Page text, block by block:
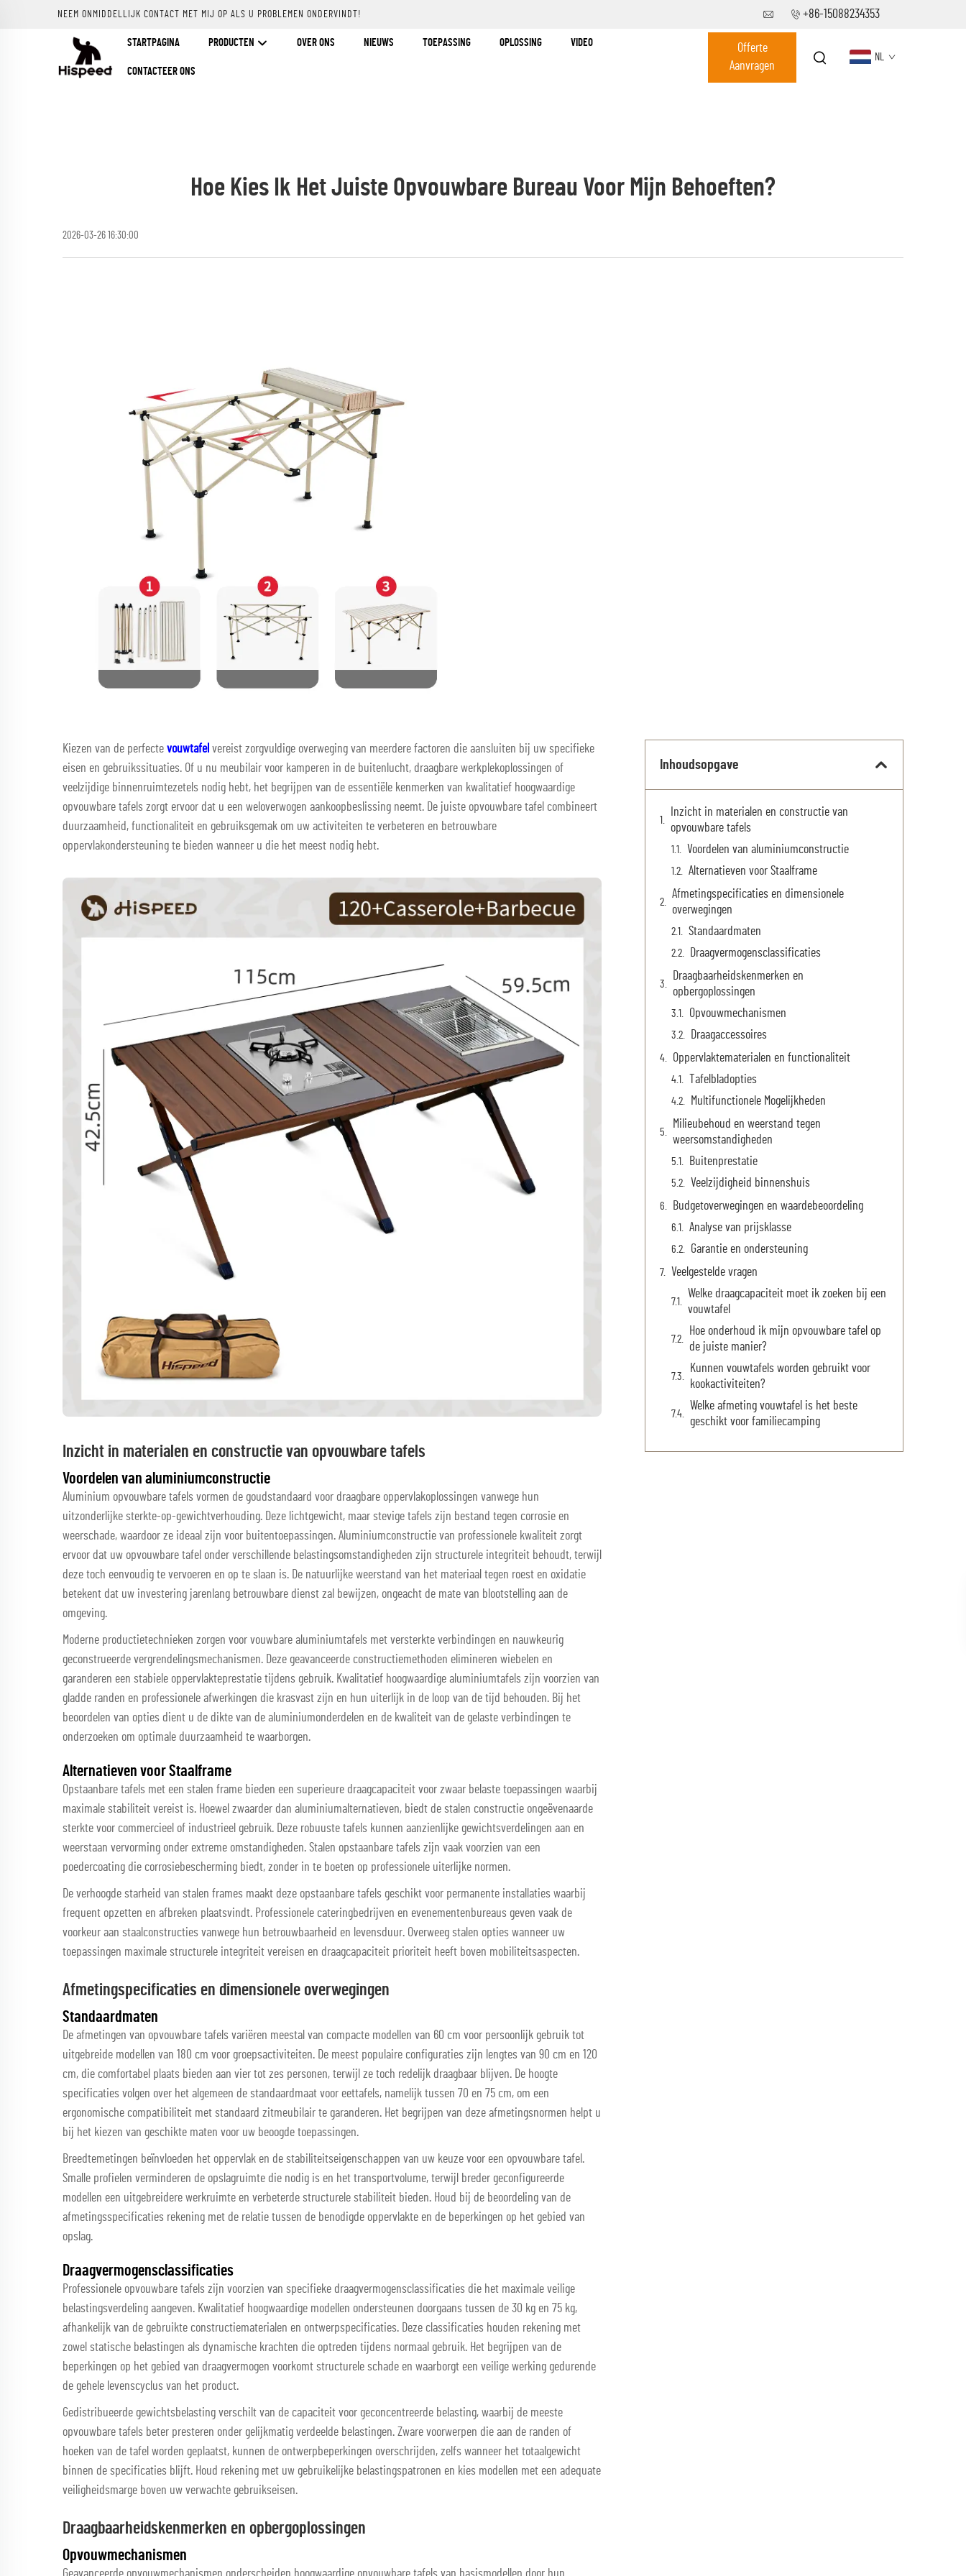
NEEM ONMIDDELLIJK CONTACT MET MIJ OP ALS U PROBLEMEN ONDERVINDT! +86-15088234353
STARTPAGINA PRODUCTEN OVER ONS NIEUWS TOEPASSING OPLOSSING VIDEO
CONTACTEER ONS
Offerte
Aanvragen
NL
Hoe Kies Ik Het Juiste Opvouwbare Bureau Voor Mijn Behoeften?
2026-03-26 16:30:00
Kiezen van de perfecte vouwtafel vereist zorgvuldige overweging van meerdere factoren die aansluiten bij uw specifieke
eisen en gebruikssituaties. Of u nu meubilair voor kamperen in de buitenlucht, draagbare werkplekoplossingen of
veelzijdige binnenruimtezetels nodig hebt, het begrijpen van de essentiële kenmerken van kwalitatief hoogwaardige
opvouwbare tafels zorgt ervoor dat u een weloverwogen aankoopbeslissing neemt. De juiste opvouwbare tafel combineert
duurzaamheid, functionaliteit en gebruiksgemak om uw activiteiten te verbeteren en betrouwbare
oppervlakondersteuning te bieden wanneer u die het meest nodig hebt.
Inzicht in materialen en constructie van opvouwbare tafels
Voordelen van aluminiumconstructie
Aluminium opvouwbare tafels vormen de goudstandaard voor draagbare oppervlakoplossingen vanwege hun
uitzonderlijke sterkte-op-gewichtverhouding. Deze lichtgewicht, maar stevige tafels zijn bestand tegen corrosie en
weerschade, waardoor ze ideaal zijn voor buitentoepassingen. Aluminiumconstructie van professionele kwaliteit zorgt
ervoor dat uw opvouwbare tafel onder verschillende belastingsomstandigheden zijn structurele integriteit behoudt, terwijl
deze toch eenvoudig te vervoeren en op te slaan is. De natuurlijke weerstand van het materiaal tegen roest en oxidatie
betekent dat uw investering jarenlang betrouwbare dienst zal bewijzen, ongeacht de mate van blootstelling aan de
omgeving.
Moderne productietechnieken zorgen voor vouwbare aluminiumtafels met versterkte verbindingen en nauwkeurig
geconstrueerde vergrendelingsmechanismen. Deze geavanceerde constructiemethoden elimineren wiebelen en
garanderen een stabiele oppervlakteprestatie tijdens gebruik. Kwalitatief hoogwaardige aluminiumtafels zijn voorzien van
gladde randen en professionele afwerkingen die krasvast zijn en hun uiterlijk in de loop van de tijd behouden. Bij het
beoordelen van opties dient u de dikte van de aluminiumonderdelen en de kwaliteit van de gelaste verbindingen te
onderzoeken om optimale duurzaamheid te waarborgen.
Alternatieven voor Staalframe
Opstaanbare tafels met een stalen frame bieden een superieure draagcapaciteit voor zwaar belaste toepassingen waarbij
maximale stabiliteit vereist is. Hoewel zwaarder dan aluminiumalternatieven, biedt de stalen constructie ongeëvenaarde
sterkte voor commercieel of industrieel gebruik. Deze robuuste tafels kunnen aanzienlijke gewichtsverdelingen aan en
weerstaan vervorming onder extreme omstandigheden. Stalen opstaanbare tafels zijn vaak voorzien van een
poedercoating die corrosiebescherming biedt, zonder in te boeten op professionele uiterlijke normen.
De verhoogde starheid van stalen frames maakt deze opstaanbare tafels geschikt voor permanente installaties waarbij
frequent opzetten en afbreken plaatsvindt. Professionele cateringbedrijven en evenementenbureaus geven vaak de
voorkeur aan staalconstructies vanwege hun betrouwbaarheid en levensduur. Overweeg stalen opties wanneer uw
toepassingen maximale structurele integriteit vereisen en draagcapaciteit prioriteit heeft boven mobiliteitsaspecten.
Afmetingspecificaties en dimensionele overwegingen
Standaardmaten
De afmetingen van opvouwbare tafels variëren meestal van compacte modellen van 60 cm voor persoonlijk gebruik tot
uitgebreide modellen van 180 cm voor groepsactiviteiten. De meest populaire configuraties zijn lengtes van 90 cm en 120
cm, die comfortabel plaats bieden aan vier tot zes personen, terwijl ze toch redelijk draagbaar blijven. De hoogte
specificaties volgen over het algemeen de standaardmaat voor eettafels, namelijk tussen 70 en 75 cm, om een
ergonomische compatibiliteit met standaard zitmeubilair te garanderen. Het begrijpen van deze afmetingsnormen helpt u
bij het kiezen van geschikte maten voor uw beoogde toepassingen.
Breedtemetingen beïnvloeden het oppervlak en de stabiliteitseigenschappen van uw keuze voor een opvouwbare tafel.
Smalle profielen verminderen de opslagruimte die nodig is en het transportvolume, terwijl breder geconfigureerde
modellen een uitgebreidere werkruimte en verbeterde structurele stabiliteit bieden. Houd bij de beoordeling van de
afmetingsspecificaties rekening met de relatie tussen de benodigde oppervlakte en de beperkingen op het gebied van
opslag.
Draagvermogensclassificaties
Professionele opvouwbare tafels zijn voorzien van specifieke draagvermogensclassificaties die het maximale veilige
belastingsverdeling aangeven. Kwalitatief hoogwaardige modellen ondersteunen doorgaans tussen de 30 kg en 75 kg,
afhankelijk van de gebruikte constructiematerialen en ontwerpspecificaties. Deze classificaties houden rekening met
zowel statische belastingen als dynamische krachten die optreden tijdens normaal gebruik. Het begrijpen van de
beperkingen op het gebied van draagvermogen voorkomt structurele schade en waarborgt een veilige werking gedurende
de gehele levenscyclus van het product.
Gedistribueerde gewichtsbelasting verschilt van de capaciteit voor geconcentreerde belasting, waarbij de meeste
opvouwbare tafels beter presteren onder gelijkmatig verdeelde belastingen. Zware voorwerpen die aan de randen of
hoeken van de tafel worden geplaatst, kunnen de ontwerpbeperkingen overschrijden, zelfs wanneer het totaalgewicht
binnen de specificaties blijft. Houd rekening met uw gebruikelijke belastingspatronen en kies modellen met een adequate
veiligheidsmarge boven uw verwachte gebruikseisen.
Draagbaarheidskenmerken en opbergoplossingen
Opvouwmechanismen
Inhoudsopgave
Inzicht in materialen en constructie van
opvouwbare tafels
Voordelen van aluminiumconstructie
Alternatieven voor Staalframe
Afmetingspecificaties en dimensionele
overwegingen
Standaardmaten
Draagvermogensclassificaties
Draagbaarheidskenmerken en
opbergoplossingen
Opvouwmechanismen
Draagaccessoires
Oppervlaktematerialen en functionaliteit
Tafelbladopties
Multifunctionele Mogelijkheden
Milieubehoud en weerstand tegen
weersomstandigheden
Buitenprestatie
Veelzijdigheid binnenshuis
Budgetoverwegingen en waardebeoordeling
Analyse van prijsklasse
Garantie en ondersteuning
Veelgestelde vragen
Welke draagcapaciteit moet ik zoeken bij een
vouwtafel
Hoe onderhoud ik mijn opvouwbare tafel op
de juiste manier?
Kunnen vouwtafels worden gebruikt voor
kookactiviteiten?
Welke afmeting vouwtafel is het beste
geschikt voor familiecamping